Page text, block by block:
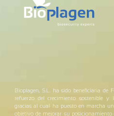
Bioplagen, S.L. ha sido beneficiaria de
refuerzo del crecimiento sostenible
gracias al cual ha puesto en marcha
objetivo de mejorar su